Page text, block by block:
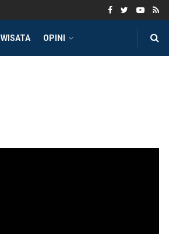
WISATA OPINI